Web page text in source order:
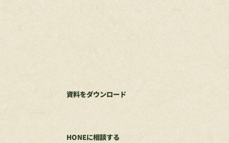
資料をダウンロード
HONEに相談する